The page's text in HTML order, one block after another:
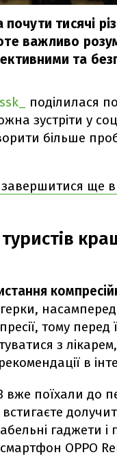
тисячі
важливо
та
поділилася
зустріти у
більше
ще
тому перед
з
в
вже поїхали до
гаджети і
OPPO